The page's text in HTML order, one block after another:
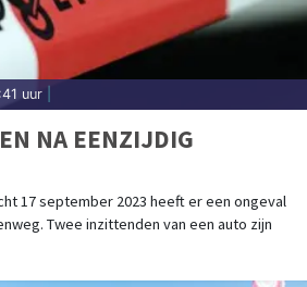
uur
NA EENZIJDIG
17 september 2023 heeft er een ongeval
Twee inzittenden van een auto zijn